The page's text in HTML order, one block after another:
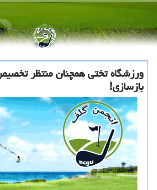
ورزشگاه تختی همچنان منتظر
بازسازی!